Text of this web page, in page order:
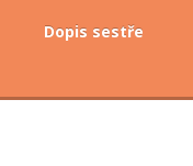
Dopis sestře